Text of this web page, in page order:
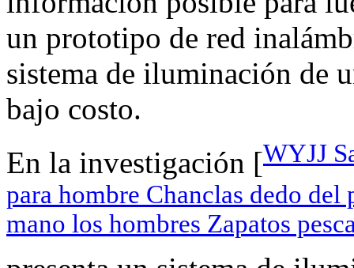
un prototipo de red
sistema de iluminación de
bajo costo.
En la investigación [WYJJ
para hombre Chanclas dedo
mano los hombres Zapatos